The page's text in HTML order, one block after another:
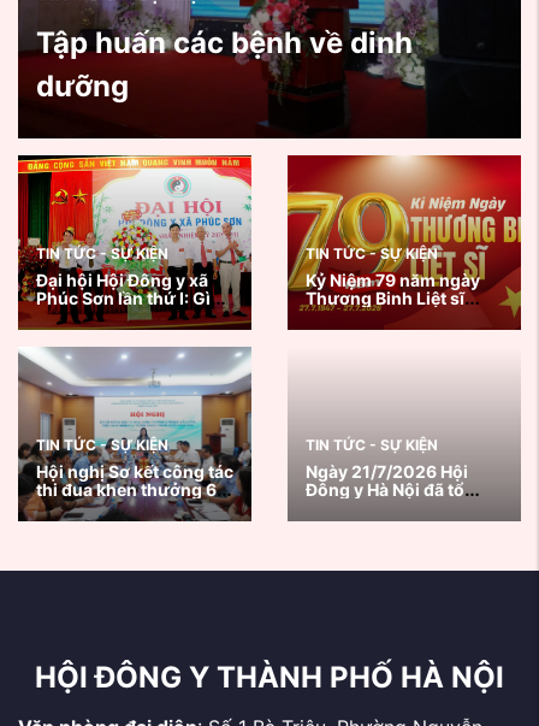
Tập huấn các bệnh về dinh
dưỡng
TIN TỨC - SỰ KIỆN
Đại hội Hội Đông y xã
Phúc Sơn lần thứ I: Gìn
giữ tinh hoa y học cổ
truyền, lan tỏa giá trị
nhân văn vì sức khỏe
cộng đồng
TIN TỨC - SỰ KIỆN
Kỷ Niệm 79 năm ngày
Thương Binh Liệt sĩ
27/7/1947 - 27/7/2026
TIN TỨC - SỰ KIỆN
Hội nghị Sơ kết công tác
thi đua khen thưởng 6
tháng đầu năm, triển
khai nhiệm vụ trọng
TIN TỨC - SỰ KIỆN
Ngày 21/7/2026 Hội
Đông y Hà Nội đã tổ
Khám, tư vấn sức khoẻ
HỘI ĐÔNG Y THÀNH PHỐ HÀ NỘI